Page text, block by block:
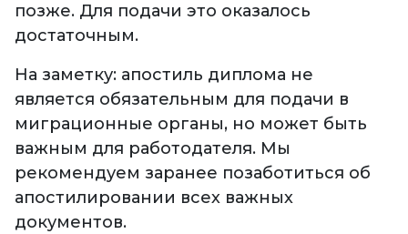
позже. Для подачи это оказалось
достаточным.
На заметку: апостиль диплома не
является обязательным для подачи в
миграционные органы, но может быть
важным для работодателя. Мы
рекомендуем заранее позаботиться об
апостилировании всех важных
документов.